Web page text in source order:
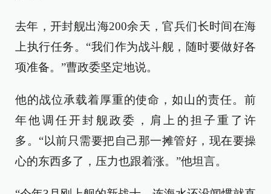
去年，开封舰出海200余天，官兵们长时间在海
上执行任务。“我们作为战斗舰，随时要做好各
项准备。”曹政委坚定地说。
他的战位承载着厚重的使命，如山的责任。前
年他调任开封舰政委，肩上的担子重了许
多。“以前只需要把自己那一摊管好，现在要操
心的东西多了，压力也跟着涨。”他坦言。